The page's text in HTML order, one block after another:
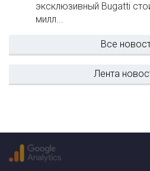
эксклюзивный Bugatti
милл...
Все
Лента